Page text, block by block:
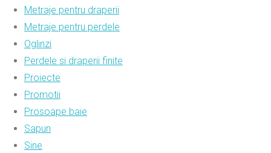
Metraje pentru draperii
Metraje pentru perdele
Oglinzi
Perdele si draperii finite
Proiecte
Promotii
Prosoape baie
Sapun
Sine